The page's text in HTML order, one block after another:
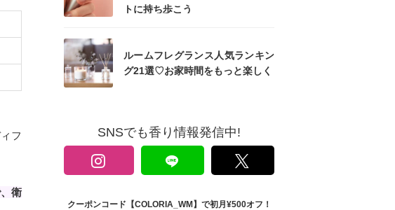
フ
衛
トに持ち歩こう
ルームフレグランス人気ランキン
グ21選♡お家時間をもっと楽しく
記事を読む
SNSでも香り情報発信中!
クーポンコード【COLORIA_WM】で初月¥500オフ！